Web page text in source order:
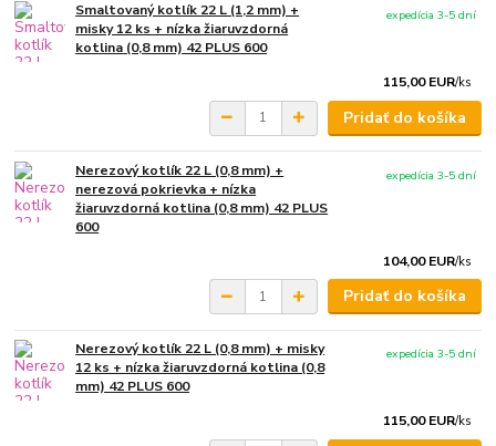
Smaltovaný kotlík 22 L (1,2 mm) +
misky 12 ks + nízka žiaruvzdorná
kotlina (0,8 mm) 42 PLUS 600
115,00 EUR/ks
expedícia 3-5 dní
Pridať do košíka
Nerezový kotlík 22 L (0,8 mm) +
nerezová pokrievka + nízka
žiaruvzdorná kotlina (0,8 mm) 42 PLUS
600
104,00 EUR/ks
expedícia 3-5 dní
Pridať do košíka
Nerezový kotlík 22 L (0,8 mm) + misky
12 ks + nízka žiaruvzdorná kotlina (0,8
mm) 42 PLUS 600
115,00 EUR/ks
expedícia 3-5 dní